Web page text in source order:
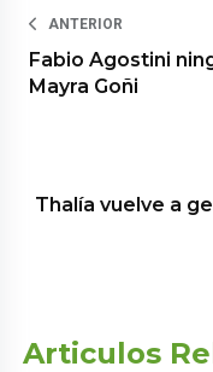
ANTERIOR
Fabio Agostini
Mayra Goñi
Thalía vuelve a
Articulos